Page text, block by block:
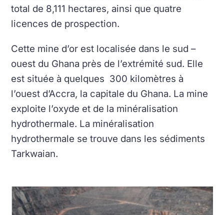
total de 8,111 hectares, ainsi que quatre
licences de prospection.
Cette mine d’or est localisée dans le sud –
ouest du Ghana près de l’extrémité sud. Elle
est située à quelques 300 kilomètres à
l’ouest d’Accra, la capitale du Ghana. La mine
exploite l’oxyde et de la minéralisation
hydrothermale. La minéralisation
hydrothermale se trouve dans les sédiments
Tarkwaian.